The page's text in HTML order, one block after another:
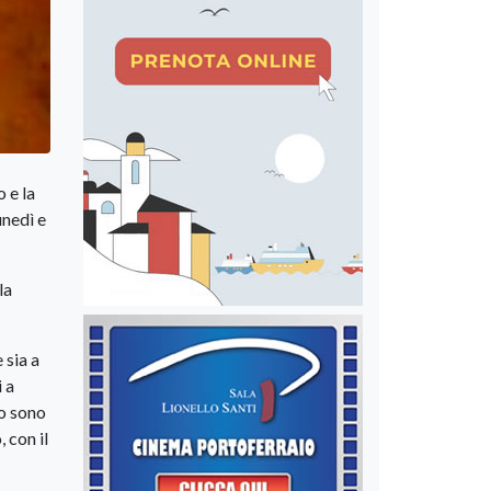
e la
e
sia a
a
sono
con il